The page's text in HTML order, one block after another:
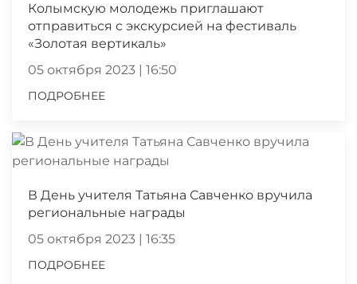
Колымскую молодежь приглашают
отправиться с экскурсией на фестиваль
«Золотая вертикаль»
05 октября 2023 | 16:50
ПОДРОБНЕЕ
В День учителя Татьяна Савченко вручила
региональные награды
05 октября 2023 | 16:35
ПОДРОБНЕЕ